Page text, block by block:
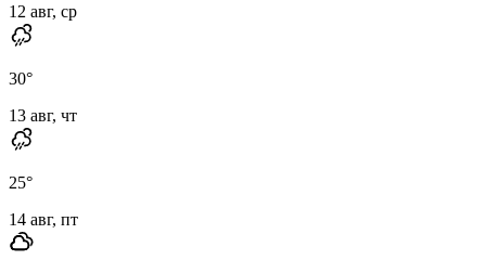
12 авг, ср
30°
13 авг, чт
25°
14 авг, пт